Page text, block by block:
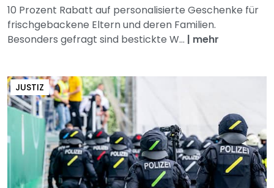
10 Prozent Rabatt auf personalisierte Geschenke für
frischgebackene Eltern und deren Familien.
Besonders gefragt sind bestickte W... | mehr
JUSTIZ